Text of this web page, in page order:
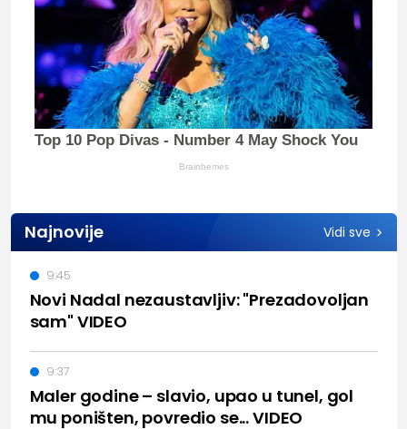
Top 10 Pop Divas - Number 4 May Shock You
Brainberries
Najnovije Vidi sve
Novi Nadal nezaustavljiv: "Prezadovoljan
sam" VIDEO
9:45
Maler godine – slavio, upao u tunel, gol
mu poništen, povredio se... VIDEO
9:37